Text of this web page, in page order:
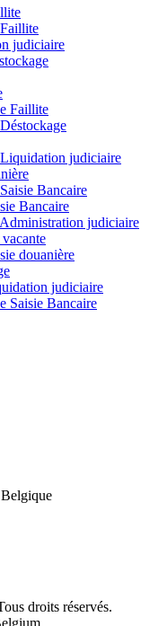
judiciaire
Faillite
judiciaire
Bancaire
Bancaire
judiciaire
douanière
judiciaire
Saisie Bancaire
droits réservés.